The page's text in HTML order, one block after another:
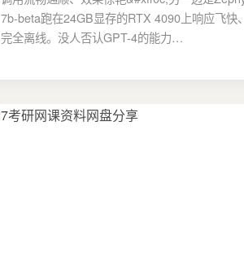
7b-beta跑在24GB显存的RTX 4090上响应飞快、
完全离线。没人否认GPT-4的能力…